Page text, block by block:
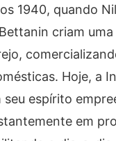
1940, quando
criam uma
Hoje, a
espírito
em